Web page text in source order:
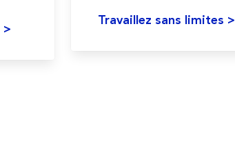
>
Travaillez sans limites >